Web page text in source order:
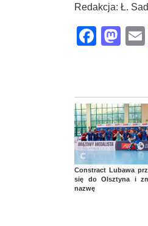
Redakcja: Ł.
Constract Lubawa
się do Olsztyna i
nazwę